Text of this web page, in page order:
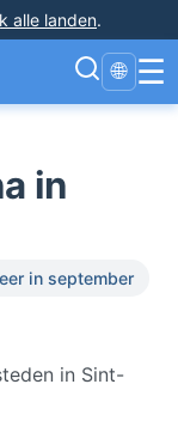
alle landen.
🌐 ☰
in
in september
in Sint-